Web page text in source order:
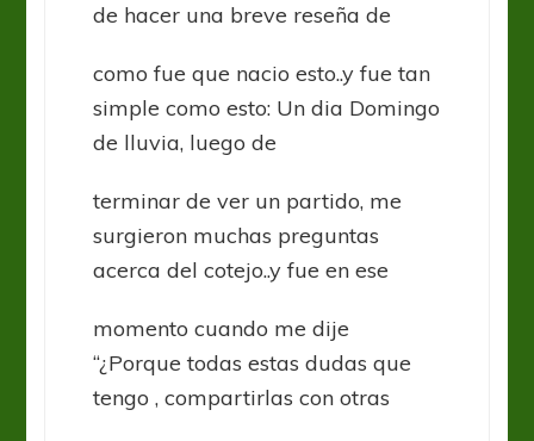
de hacer una breve reseña de
como fue que nacio esto..y fue tan
simple como esto: Un dia Domingo
de lluvia, luego de
terminar de ver un partido, me
surgieron muchas preguntas
acerca del cotejo..y fue en ese
momento cuando me dije
“¿Porque todas estas dudas que
tengo , compartirlas con otras